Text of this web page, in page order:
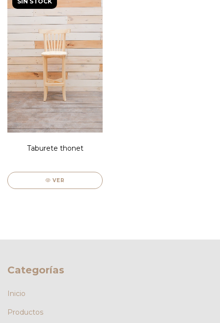
Taburete thonet
VER
Categorías
Inicio
Productos